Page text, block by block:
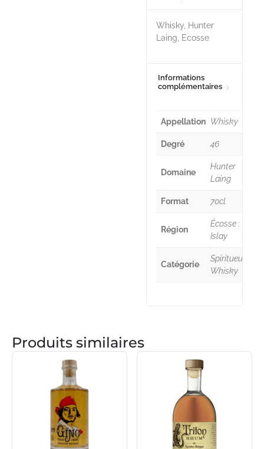
Whisky, Hunter
Laing, Ecosse
Informations
complémentaires
Appellation Whisky
Degré 46
Domaine
Hunter
Laing
Format 70cl
Région
Écosse :
Islay
Catégorie
Spiritueux,
Whisky
Produits similaires